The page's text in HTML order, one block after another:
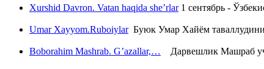
Xurshid Davron. Vatan haqida she’rlar1 сентябрь -
Umar Xayyom.RuboiylarБуюк Умар Хайём
Boborahim Mashrab. G’azallar,… Дарвешлик Машраб